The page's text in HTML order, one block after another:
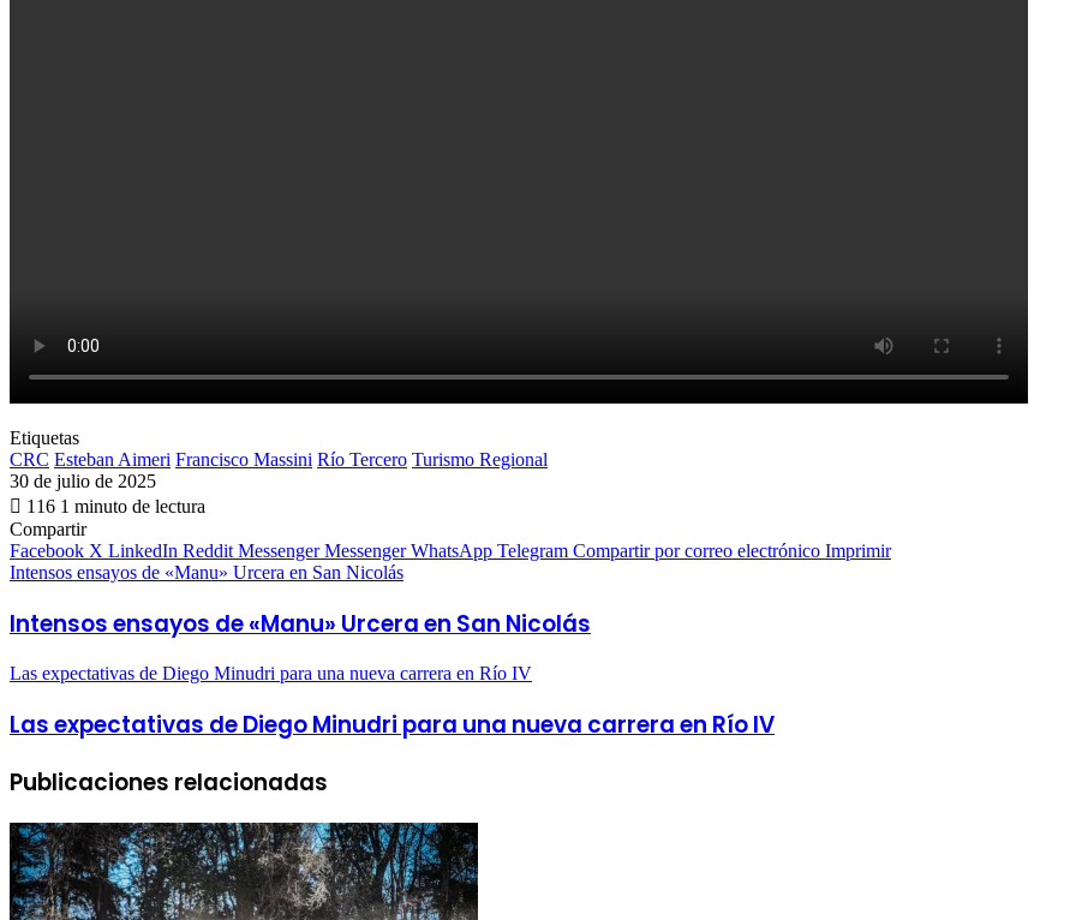
Etiquetas
CRC Esteban Aimeri Francisco Massini Río Tercero Turismo Regional
30 de julio de 2025
116 1 minuto de lectura
Compartir
Facebook X LinkedIn Reddit Messenger Messenger WhatsApp Telegram Compartir por correo electrónico Imprimir
Intensos ensayos de «Manu» Urcera en San Nicolás
Intensos ensayos de «Manu» Urcera en San Nicolás
Las expectativas de Diego Minudri para una nueva carrera en Río IV
Las expectativas de Diego Minudri para una nueva carrera en Río IV
Publicaciones relacionadas